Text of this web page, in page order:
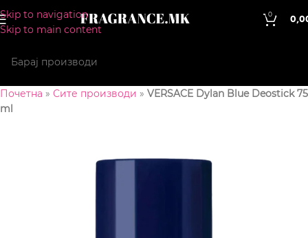
Skip to navigation
Skip to main content
0
Почетна » Сите производи » VERSACE Dylan Blue Deostick 75
ml